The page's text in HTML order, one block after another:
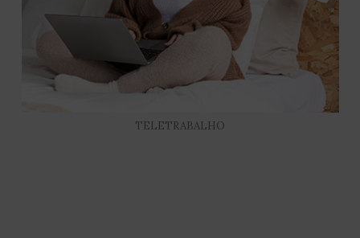
TELETRABALHO